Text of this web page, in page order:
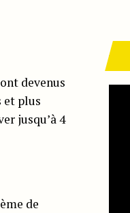
devenus
et plus
jusqu’à 4
de